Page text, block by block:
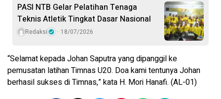
PASI NTB Gelar Pelatihan Tenaga
Teknis Atletik Tingkat Dasar Nasional
Redaksi 18/07/2026
“Selamat kepada Johan Saputra yang dipanggil ke
pemusatan latihan Timnas U20. Doa kami tentunya Johan
berhasil sukses di Timnas,” kata H. Mori Hanafi. (AL-01)